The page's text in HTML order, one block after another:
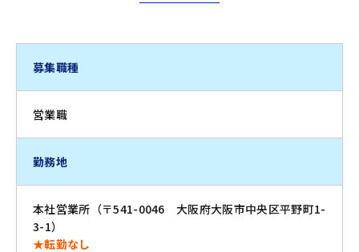
募集職種
営業職
勤務地
本社営業所（〒541-0046 大阪府大阪市中央区平野町1-
3-1）
★転勤なし